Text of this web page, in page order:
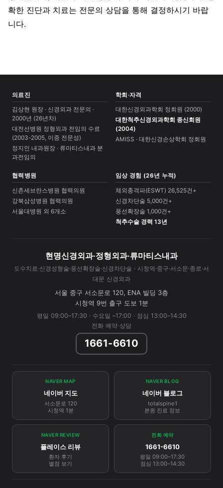
확한 진단과 치료는 전문의 상담을 통해 결정하시기 바랍
니다.
의료진
김상현 원장 · 신경외과 전문의 ·
2000년 (26년차)
대전선병원 정형외과 전임의 수료
(2003-2005, 이중 전문성)
정지인 내과원장 · 류마티스내과 분
과전임의
학회·자격
대한신경외과학회 정회원 (2000)
대한척추신경외과학회 종신회원
(2004)
AMISS · 대한신경손상학회 정회원
협력병원
신촌세브란스병원 협력의원
강북삼성병원 협력의원
서울대병원 외 6개소
임상 경험 (26년 누적)
체외충격파(ESWT) 26,525건+
신경차단술 5,000건+
풍선확장술 1,000건+
척추수술 경력 13년
현명신경외과·정형외과·류마티스내과
도수치료·신경성형술·풍선확장술·신경차단술 · 시청역·중구·서소문·종로·서
대문 신경외과
서울 중구 서소문로 120, ENA 빌딩 3층
시청역 9번 출구 도보 1분
평일 09:00–17:30 · 수요일 –17:00 · 점심 13:00–14:30
전화 예약·상담
1661-6610
NAVER MAP
네이버 지도
서소문로 120
시청역 1분
NAVER BLOG
네이버 블로그
totalspine1
본원 진료 정보
NAVER REVIEW
플레이스 리뷰
환자 후기
별점 보기
전화 예약
1661-6610
평일 09:00–17:30
점심 13:00–14:30